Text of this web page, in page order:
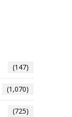
(147)
(1,070)
(725)